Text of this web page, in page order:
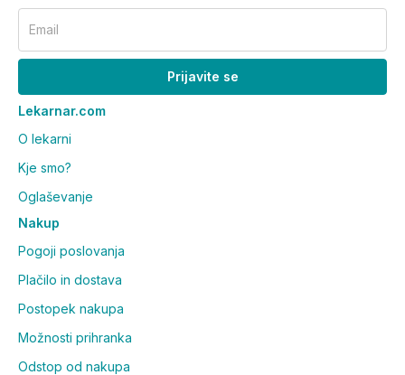
Email
Prijavite se
Lekarnar.com
O lekarni
Kje smo?
Oglaševanje
Nakup
Pogoji poslovanja
Plačilo in dostava
Postopek nakupa
Možnosti prihranka
Odstop od nakupa